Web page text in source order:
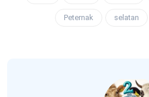
Peternak selatan